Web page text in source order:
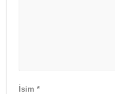
İsim*